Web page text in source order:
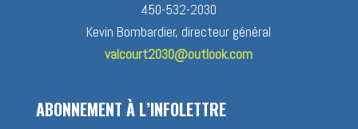
450-532-2030
Kevin Bombardier, directeur général
valcourt2030@outlook.com
ABONNEMENT À L’INFOLETTRE